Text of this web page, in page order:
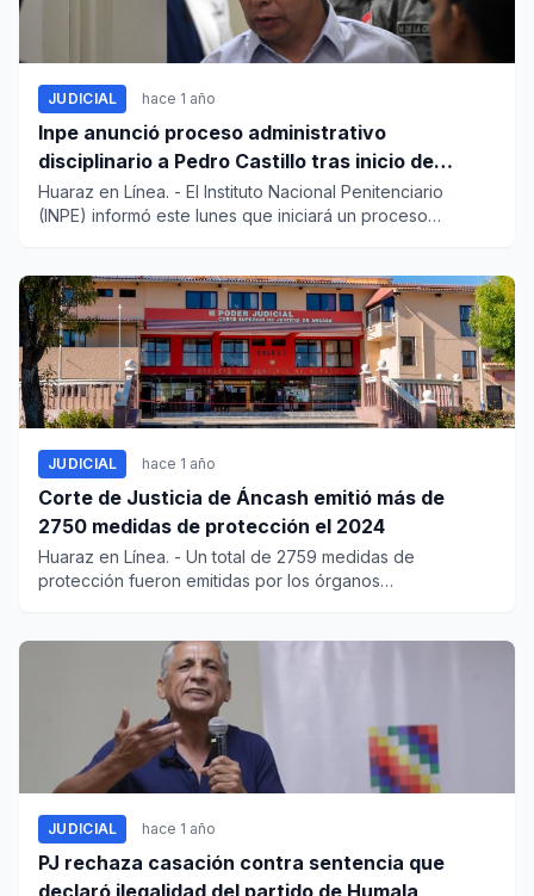
JUDICIAL hace 1 año
Inpe anunció proceso administrativo
disciplinario a Pedro Castillo tras inicio de
huelga de hambre
Huaraz en Línea. - El Instituto Nacional Penitenciario
(INPE) informó este lunes que iniciará un proceso
JUDICIAL hace 1 año
Corte de Justicia de Áncash emitió más de
2750 medidas de protección el 2024
Huaraz en Línea. - Un total de 2759 medidas de
protección fueron emitidas por los órganos
JUDICIAL hace 1 año
PJ rechaza casación contra sentencia que